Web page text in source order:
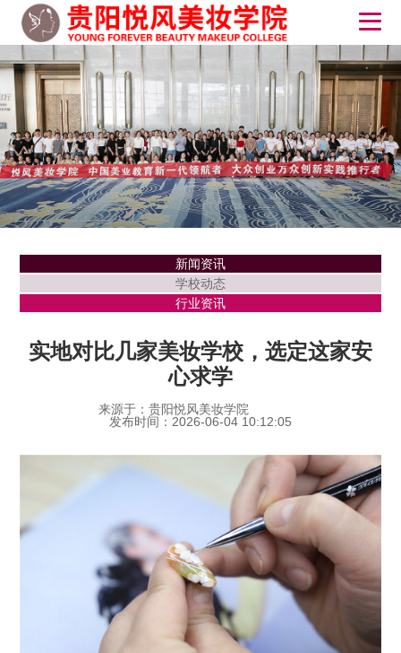
新闻资讯
学校动态
行业资讯
实地对比几家美妆学校，选定这家安
心求学
来源于：贵阳悦风美妆学院
发布时间：2026-06-04 10:12:05